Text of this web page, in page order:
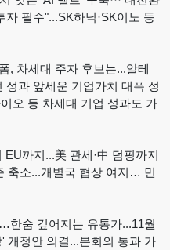
자 필수"...SK하닉·SK이노 등
, 차세대 주자 후보는...알테
성과 앞세운 기업가치 대폭 성
오 등 차세대 기업 성과도 가
까지...美 관세·中 덤핑까지
축소...개별국 협상 여지… 민
숨 깊어지는 유통가...11월
개정안 의결...본회의 통과 가